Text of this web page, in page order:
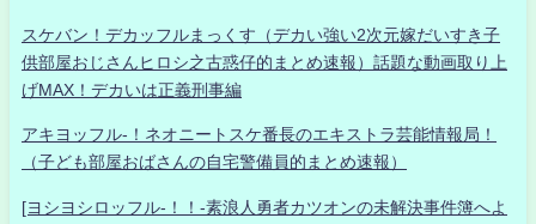
スケバン！デカッフルまっくす（デカい強い2次元嫁だいすき子
供部屋おじさんヒロシ之古惑仔的まとめ速報）話題な動画取り上
げMAX！デカいは正義刑事編
アキヨッフル-！ネオニートスケ番長のエキストラ芸能情報局！
（子ども部屋おばさんの自宅警備員的まとめ速報）
[ヨシヨシロッフル-！！-素浪人勇者カツオンの未解決事件簿へよ